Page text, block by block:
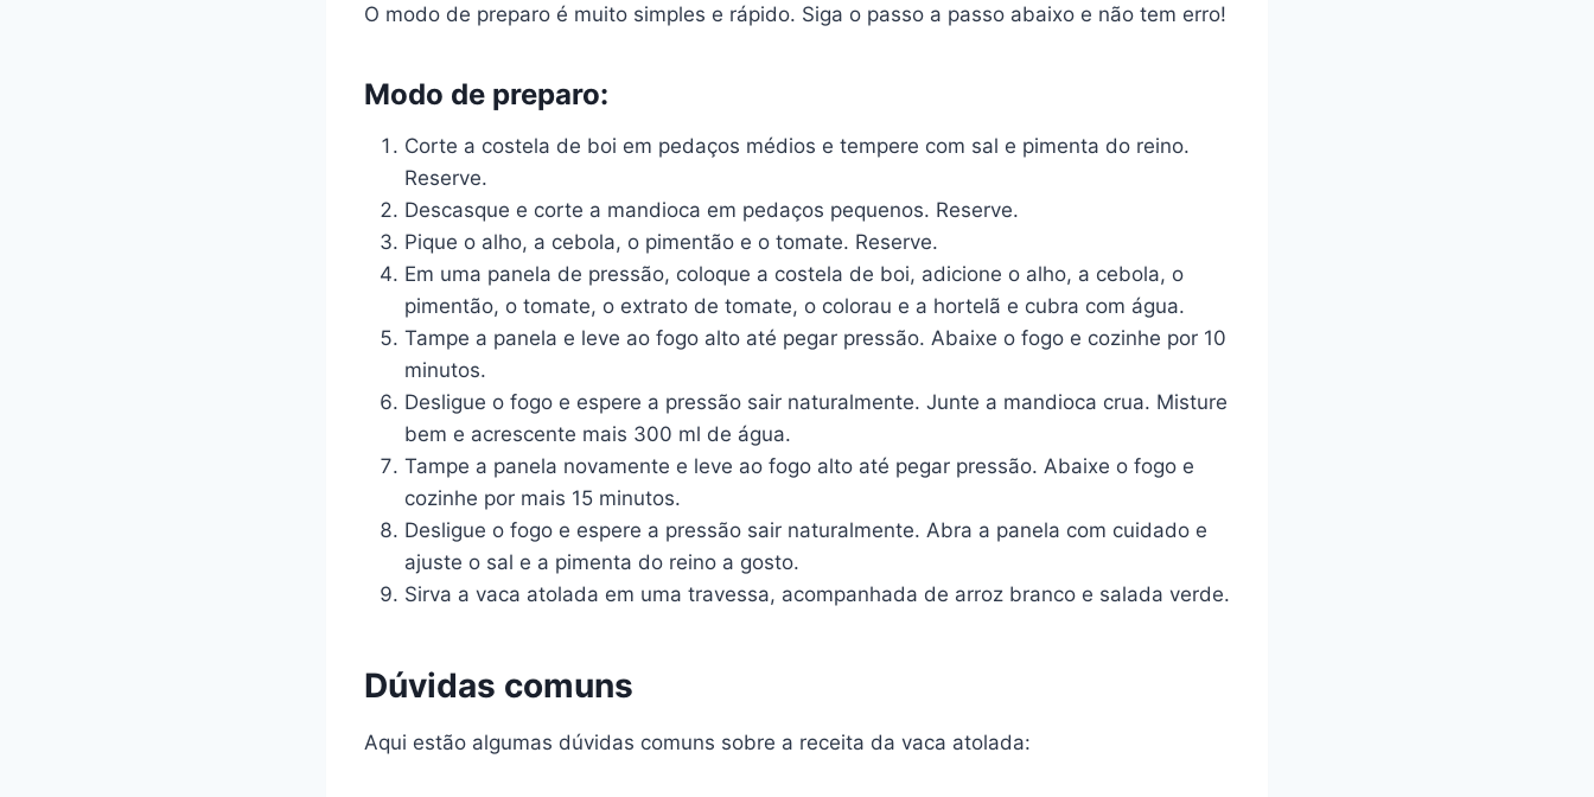
O modo de preparo é muito simples e rápido. Siga o passo a passo abaixo e não tem erro!
Modo de preparo:
Corte a costela de boi em pedaços médios e tempere com sal e pimenta do reino.
Reserve.
Descasque e corte a mandioca em pedaços pequenos. Reserve.
Pique o alho, a cebola, o pimentão e o tomate. Reserve.
Em uma panela de pressão, coloque a costela de boi, adicione o alho, a cebola, o
pimentão, o tomate, o extrato de tomate, o colorau e a hortelã e cubra com água.
Tampe a panela e leve ao fogo alto até pegar pressão. Abaixe o fogo e cozinhe por 10
minutos.
Desligue o fogo e espere a pressão sair naturalmente. Junte a mandioca crua. Misture
bem e acrescente mais 300 ml de água.
Tampe a panela novamente e leve ao fogo alto até pegar pressão. Abaixe o fogo e
cozinhe por mais 15 minutos.
Desligue o fogo e espere a pressão sair naturalmente. Abra a panela com cuidado e
ajuste o sal e a pimenta do reino a gosto.
Sirva a vaca atolada em uma travessa, acompanhada de arroz branco e salada verde.
Dúvidas comuns
Aqui estão algumas dúvidas comuns sobre a receita da vaca atolada: